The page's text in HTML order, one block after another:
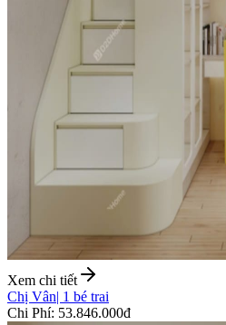
Xem chi tiết
Chị Vân| 1 bé trai
Chi Phí: 53.846.000đ